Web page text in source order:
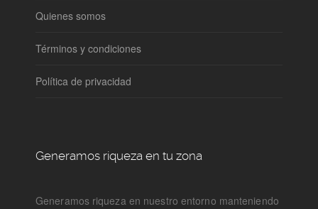
Quienes somos
Términos y condiciones
Política de privacidad
Generamos riqueza en tu zona
Generamos riqueza en nuestro entorno manteniendo